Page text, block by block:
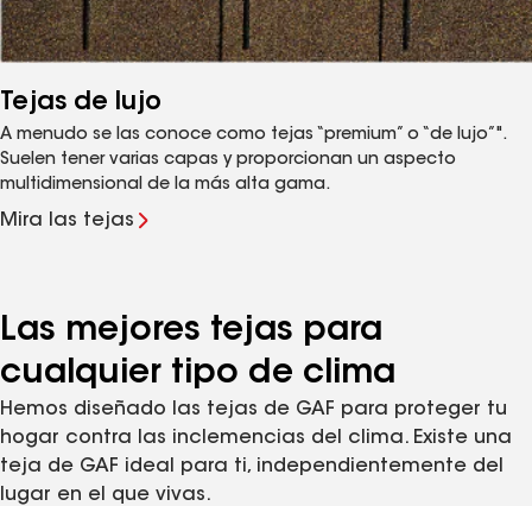
Tejas de lujo
A menudo se las conoce como tejas “premium” o “de lujo”".
Suelen tener varias capas y proporcionan un aspecto
multidimensional de la más alta gama.
Mira las tejas
Las mejores tejas para
cualquier tipo de clima
Hemos diseñado las tejas de GAF para proteger tu
hogar contra las inclemencias del clima. Existe una
teja de GAF ideal para ti, independientemente del
lugar en el que vivas.